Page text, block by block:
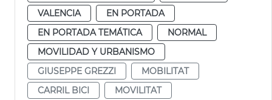
VALENCIA
EN PORTADA
EN PORTADA TEMÁTICA
NORMAL
MOVILIDAD Y URBANISMO
GIUSEPPE GREZZI
MOBILITAT
CARRIL BICI
MOVILITAT